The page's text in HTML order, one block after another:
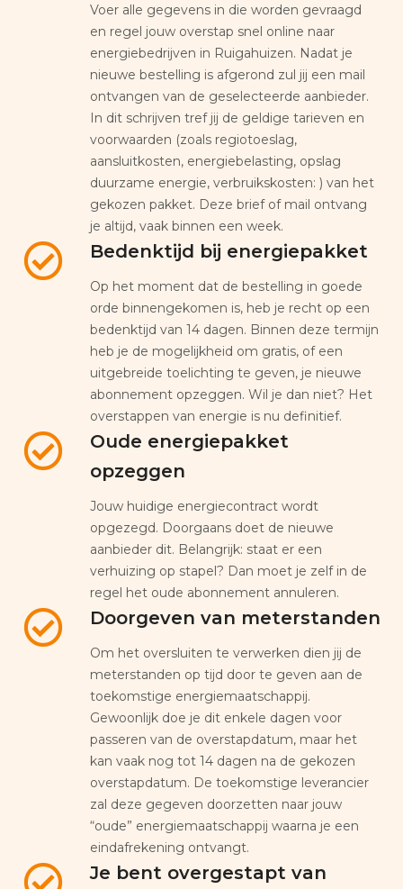
Voer alle gegevens in die worden gevraagd
en regel jouw overstap snel online naar
energiebedrijven in Ruigahuizen. Nadat je
nieuwe bestelling is afgerond zul jij een mail
ontvangen van de geselecteerde aanbieder.
In dit schrijven tref jij de geldige tarieven en
voorwaarden (zoals regiotoeslag,
aansluitkosten, energiebelasting, opslag
duurzame energie, verbruikskosten: ) van het
gekozen pakket. Deze brief of mail ontvang
je altijd, vaak binnen een week.
Bedenktijd bij energiepakket
Op het moment dat de bestelling in goede
orde binnengekomen is, heb je recht op een
bedenktijd van 14 dagen. Binnen deze termijn
heb je de mogelijkheid om gratis, of een
uitgebreide toelichting te geven, je nieuwe
abonnement opzeggen. Wil je dan niet? Het
overstappen van energie is nu definitief.
Oude energiepakket
opzeggen
Jouw huidige energiecontract wordt
opgezegd. Doorgaans doet de nieuwe
aanbieder dit. Belangrijk: staat er een
verhuizing op stapel? Dan moet je zelf in de
regel het oude abonnement annuleren.
Doorgeven van meterstanden
Om het oversluiten te verwerken dien jij de
meterstanden op tijd door te geven aan de
toekomstige energiemaatschappij.
Gewoonlijk doe je dit enkele dagen voor
passeren van de overstapdatum, maar het
kan vaak nog tot 14 dagen na de gekozen
overstapdatum. De toekomstige leverancier
zal deze gegeven doorzetten naar jouw
“oude” energiemaatschappij waarna je een
eindafrekening ontvangt.
Je bent overgestapt van